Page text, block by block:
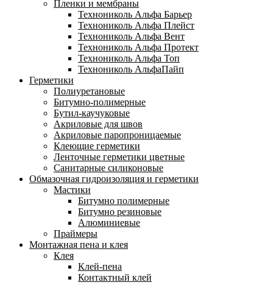
Пленки и мембраны
Технониколь Альфа Барьер
Технониколь Альфа Плейст
Технониколь Альфа Вент
Технониколь Альфа Протект
Технониколь Альфа Топ
Технониколь АльфаПайп
Герметики
Полиуретановые
Битумно-полимерные
Бутил-каучуковые
Акриловые для швов
Акриловые паропроницаемые
Клеющие герметики
Ленточные герметики цветные
Санитарные силиконовые
Обмазочная гидроизоляция и герметики
Мастики
Битумно полимерные
Битумно резиновые
Алюминиевые
Праймеры
Монтажная пена и клея
Клея
Клей-пена
Контактный клей